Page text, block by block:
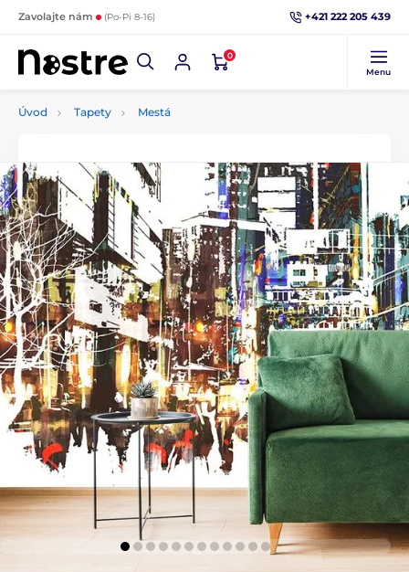
Zavolajte nám (Po-Pi 8-16) +421 222 205 439
0
Menu
Úvod Tapety Mestá